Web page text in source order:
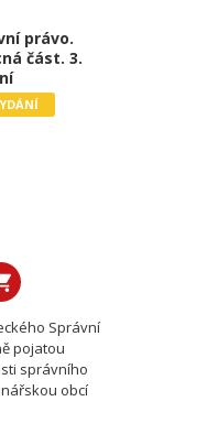
právo.
část. 3.
Správní
pojatou
správního
obcí